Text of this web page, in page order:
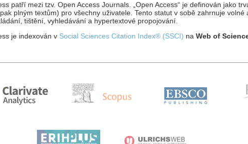
patří mezi tzv. Open Access Journals. „Open Access“ je definován jako
plným textům) pro všechny uživatele. Tento statut v sobě zahrnuje volné
tištění, vyhledávání a hypertextové propojování.
je indexován v Social Sciences Citation Index® (SSCI) na Web of